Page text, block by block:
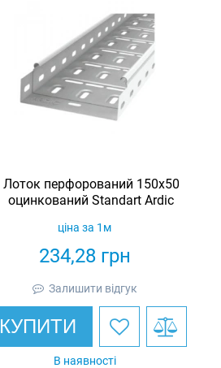
Лоток перфорований 150х50
оцинкований Standart Ardic
234,28грн
ціна за 1м
Залишити відгук
КУПИТИ
В наявності